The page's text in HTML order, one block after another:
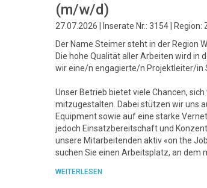
(m/w/d)
27.07.2026 | Inserate Nr.: 3154 |
Der Name Steimer steht in der Region
Die hohe Qualität aller Arbeiten wird in
wir eine/n engagierte/n Projektleiter/in
Unser Betrieb bietet viele Chancen,
mitzugestalten. Dabei stützen wir uns
Equipment sowie auf eine starke
jedoch Einsatzbereitschaft und
unsere Mitarbeitenden aktiv «on the
suchen Sie einen Arbeitsplatz, an dem
WEITERLESEN